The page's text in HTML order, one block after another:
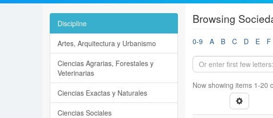
Browsing
0-9 A B C D E F
Now showing items 1-20
Discipline
Artes, Arquitectura y Urbanismo
Ciencias Agrarias, Forestales y
Veterinarias
Ciencias Exactas y Naturales
Ciencias Sociales